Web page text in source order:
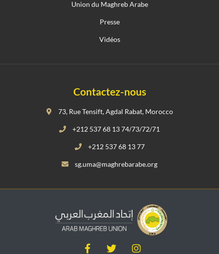
Union du Maghreb Arabe
Presse
Vidéos
Contactez-nous
73, Rue Tensift, Agdal Rabat, Morocco
+212 537 68 13 74/73/72/71
+212 537 68 13 77
sg.uma@maghrebarabe.org